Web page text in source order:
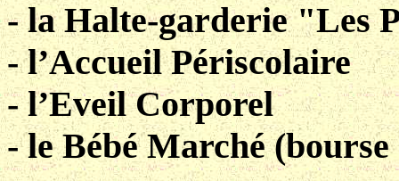
- la Halte-garderie "Les
- l’Accueil Périscolaire
- l’Eveil Corporel
- le Bébé Marché